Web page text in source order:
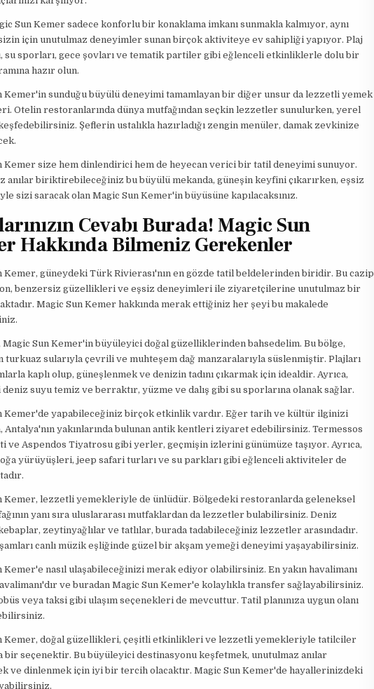
Sun Kemer sadece konforlu bir konaklama imkanı sunmakla kalmıyor, aynı
için unutulmaz deneyimler sunan birçok aktiviteye ev sahipliği yapıyor. Plaj
su sporları, gece şovları ve tematik partiler gibi eğlenceli etkinliklerle dolu bir
hazır olun.
Kemer'in sunduğu büyülü deneyimi tamamlayan bir diğer unsur da lezzetli yemek
Otelin restoranlarında dünya mutfağından seçkin lezzetler sunulurken, yerel
Şeflerin ustalıkla hazırladığı zengin menüler, damak zevkinize
Kemer size hem dinlendirici hem de heyecan verici bir tatil deneyimi sunuyor.
anılar biriktirebileceğiniz bu büyülü mekanda, güneşin keyfini çıkarırken, eşsiz
sizi saracak olan Magic Sun Kemer'in büyüsüne kapılacaksınız.
Cevabı Burada! Magic Sun
Hakkında Bilmeniz Gerekenler
Kemer, güneydeki Türk Rivierası'nın en gözde tatil beldelerinden biridir. Bu cazip
benzersiz güzellikleri ve eşsiz deneyimleri ile ziyaretçilerine unutulmaz bir
Magic Sun Kemer hakkında merak ettiğiniz her şeyi bu makalede
Magic Sun Kemer'in büyüleyici doğal güzelliklerinden bahsedelim. Bu bölge,
turkuaz sularıyla çevrili ve muhteşem dağ manzaralarıyla süslenmiştir. Plajları
kaplı olup, güneşlenmek ve denizin tadını çıkarmak için idealdir. Ayrıca,
suyu temiz ve berraktır, yüzme ve dalış gibi su sporlarına olanak sağlar.
Kemer'de yapabileceğiniz birçok etkinlik vardır. Eğer tarih ve kültür ilginizi
Antalya'nın yakınlarında bulunan antik kentleri ziyaret edebilirsiniz. Termessos
ve Aspendos Tiyatrosu gibi yerler, geçmişin izlerini günümüze taşıyor. Ayrıca,
yürüyüşleri, jeep safari turları ve su parkları gibi eğlenceli aktiviteler de
Kemer, lezzetli yemekleriyle de ünlüdür. Bölgedeki restoranlarda geleneksel
yanı sıra uluslararası mutfaklardan da lezzetler bulabilirsiniz. Deniz
zeytinyağlılar ve tatlılar, burada tadabileceğiniz lezzetler arasındadır.
canlı müzik eşliğinde güzel bir akşam yemeği deneyimi yaşayabilirsiniz.
Kemer'e nasıl ulaşabileceğinizi merak ediyor olabilirsiniz. En yakın havalimanı
ve buradan Magic Sun Kemer'e kolaylıkla transfer sağlayabilirsiniz.
veya taksi gibi ulaşım seçenekleri de mevcuttur. Tatil planınıza uygun olanı
Kemer, doğal güzellikleri, çeşitli etkinlikleri ve lezzetli yemekleriyle tatilciler
bir seçenektir. Bu büyüleyici destinasyonu keşfetmek, unutulmaz anılar
ve dinlenmek için iyi bir tercih olacaktır. Magic Sun Kemer'de hayallerinizdeki